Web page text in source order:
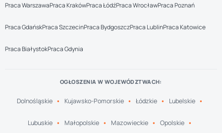
Praca WarszawaPraca KrakówPraca ŁódźPraca WrocławPraca Poznań
Praca GdańskPraca SzczecinPraca BydgoszczPraca LublinPraca Katowice
Praca BiałystokPraca Gdynia
OGŁOSZENIA W WOJEWÓDZTWACH:
Dolnośląskie Kujawsko-Pomorskie Łódzkie Lubelskie
Lubuskie Małopolskie Mazowieckie Opolskie